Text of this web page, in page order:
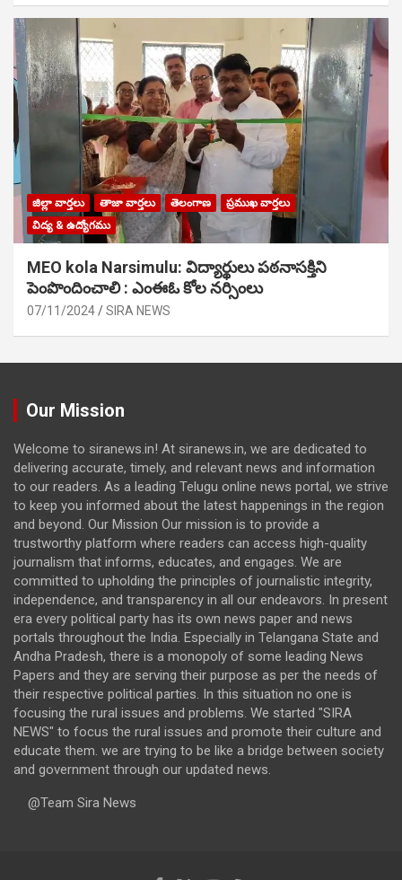
జిల్లా వార్తలు తాజా వార్తలు తెలంగాణ
ప్రముఖ వార్తలు
విద్య & ఉద్యోగము
MEO kola Narsimulu: విద్యార్థులు పఠ‌నాసక్తిని
పెంపొందించాలి : ఎంఈఓ కోల నర్సింలు
07/11/2024 SIRA NEWS
Our Mission
Welcome to siranews.in! At siranews.in, we are dedicated to
delivering accurate, timely, and relevant news and information
to our readers. As a leading Telugu online news portal, we strive
to keep you informed about the latest happenings in the region
and beyond. Our Mission Our mission is to provide a
trustworthy platform where readers can access high-quality
journalism that informs, educates, and engages. We are
committed to upholding the principles of journalistic integrity,
independence, and transparency in all our endeavors. In present
era every political party has its own news paper and news
portals throughout the India. Especially in Telangana State and
Andha Pradesh, there is a monopoly of some leading News
Papers and they are serving their purpose as per the needs of
their respective political parties. In this situation no one is
focusing the rural issues and problems. We started "SIRA
NEWS" to focus the rural issues and promote their culture and
educate them. we are trying to be like a bridge between society
and government through our updated news.
@Team Sira News